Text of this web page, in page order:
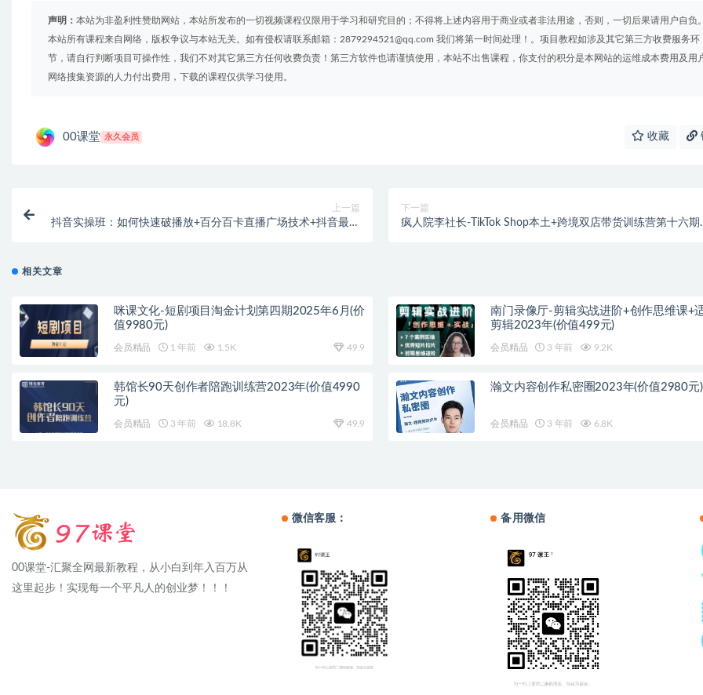
声明： 本站为非盈利性赞助网站，本站所发布的一切视频课程仅限用于学习和研究目的；不得将上述内容用于商业或者非法用途，否则，一切后果请用户自负。
本站所有课程来自网络，版权争议与本站无关。如有侵权请联系邮箱：2879294521@qq.com 我们将第一时间处理！。项目教程如涉及其它第三方收费服务环
节，请自行判断项目可操作性，我们不对其它第三方任何收费负责！第三方软件也请谨慎使用，本站不出售课程，你支付的积分是本网站的运维成本费用及用
网络搜集资源的人力付出费用，下载的课程仅供学习使用。
00课堂 永久会员 收藏
上一篇
抖音实操班：如何快速破播放+百分百卡直播广场技术+抖音最新
下一篇
疯人院李社长-TikTok Shop本土+跨境双店带货训练营第十六期
相关文章
咪课文化-短剧项目淘金计划第四期2025年6月(价
值9980元)
会员精品 1 年前 1.5K 49.9
南门录像厅-剪辑实战进阶+创作思维课+
剪辑2023年(价值499元)
会员精品 3 年前 9.2K
韩馆长90天创作者陪跑训练营2023年(价值4990
元)
会员精品 3 年前 18.8K 49.9
瀚文内容创作私密圈2023年(价值2980元)
会员精品 3 年前 6.8K
00课堂-汇聚全网最新教程，从小白到年入百万从
这里起步！实现每一个平凡人的创业梦！！！
微信客服： 备用微信